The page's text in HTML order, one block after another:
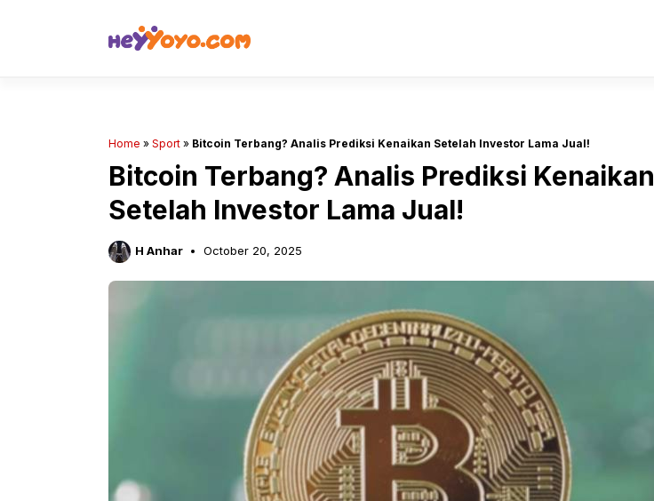
Home » Sport » Bitcoin Terbang? Analis Prediksi Kenaikan Setelah Investor Lama Jual!
Bitcoin Terbang? Analis Prediksi Kenaikan
Setelah Investor Lama Jual!
H Anhar October 20, 2025